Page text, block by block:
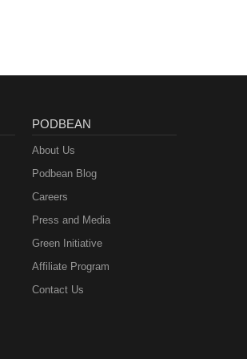
PODBEAN
About Us
Podbean Blog
Careers
Press and Media
Green Initiative
Affiliate Program
Contact Us